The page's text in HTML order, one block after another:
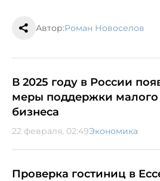
Автор:Роман Новоселов
В 2025 году в России
меры поддержки малого
бизнеса
22 февраля, 02:49Экономика
Проверка гостиниц в